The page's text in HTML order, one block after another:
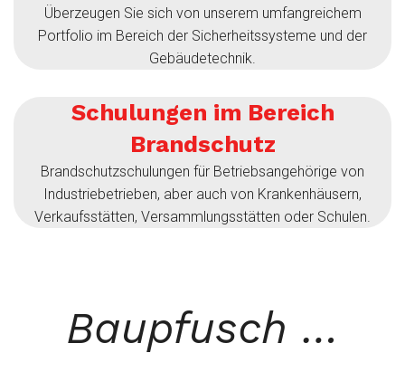
Überzeugen Sie sich von unserem umfangreichem
Portfolio im Bereich der Sicherheitssysteme und der
Gebäudetechnik.
Schulungen im Bereich
Brandschutz
Brandschutzschulungen für Betriebsangehörige von
Industriebetrieben, aber auch von Krankenhäusern,
Verkaufsstätten, Versammlungsstätten oder Schulen.
Baupfusch …